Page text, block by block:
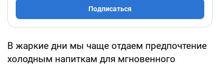
Подписаться
В жаркие дни мы чаще отдаем предпочтение
холодным напиткам для мгновенного